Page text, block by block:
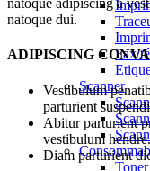
Fax/
Scanner
Toner
natoque adipiscing a
natoque dui.
ADIPISCING
Vestibulum
parturient
Abitur parturient
vestibulum hendre.
Diam parturient